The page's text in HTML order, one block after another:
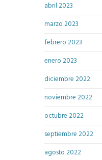
abril 2023
marzo 2023
febrero 2023
enero 2023
diciembre 2022
noviembre 2022
octubre 2022
septiembre 2022
agosto 2022